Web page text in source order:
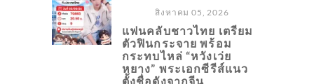
สิงหาคม 05, 2026
แฟนคลับชาวไทย เตรียม
ตัวฟินกระจาย พร้อม
กระทบไหล่ “หวังเว่ย
หยาง” พระเอกซีรีส์แนว
ตั้งชื่อดังจากจีน